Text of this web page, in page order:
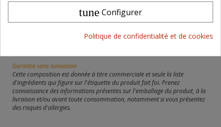
COMPOSITION
CREME; sucre (10%); propulseurs: N2O, N2; émulsifiant: E471;
Garantie sans ionisation
Cette composition est donnée à titre commerciale et seule la liste
d'ingrédients qui figure sur l'étiquette du produit fait foi. Prenez
connaissance des informations présentes sur l'emballage du produit, à la
livraison et/ou avant toute consommation, notamment si vous présentez
des risques d'allergies.
tune Configurer
Politique de confidentialité et de cookies